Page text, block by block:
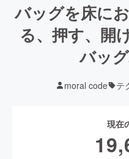
バッグを床に
る、押す、開
バッ
moral code テ
現在